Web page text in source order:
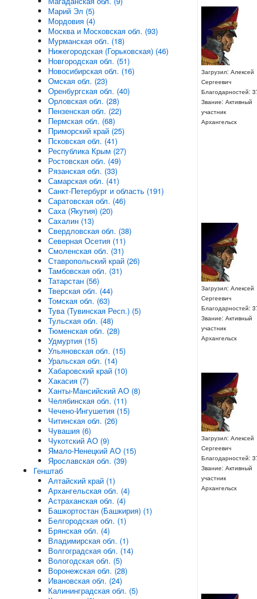
Загрузил: Алексей
Сергеевич
Благодарностей:
Звание: Активный
участник
Архангельск
Загрузил: Алексей
Сергеевич
Благодарностей:
Звание: Активный
участник
Архангельск
Загрузил: Алексей
Сергеевич
Благодарностей:
Звание: Активный
участник
Архангельск
Марий Эл (5)
Мордовия (4)
Москва и Московская обл. (93)
Мурманская обл. (18)
Нижегородская (Горьковская) (46)
Новгородская обл. (51)
Новосибирская обл. (16)
Омская обл. (23)
Оренбургская обл. (40)
Орловская обл. (28)
Пензенская обл. (22)
Пермская обл. (68)
Приморский край (25)
Псковская обл. (41)
Республика Крым (27)
Ростовская обл. (49)
Рязанская обл. (33)
Самарская обл. (41)
Санкт-Петербург и область (191)
Саратовская обл. (46)
Саха (Якутия) (20)
Сахалин (13)
Свердловская обл. (38)
Северная Осетия (11)
Смоленская обл. (31)
Ставропольский край (26)
Тамбовская обл. (31)
Татарстан (56)
Тверская обл. (44)
Томская обл. (63)
Тува (Тувинская Респ.) (5)
Тульская обл. (48)
Тюменская обл. (28)
Удмуртия (15)
Ульяновская обл. (15)
Уральская обл. (14)
Хабаровский край (10)
Хакасия (7)
Ханты-Мансийский АО (8)
Челябинская обл. (11)
Чечено-Ингушетия (15)
Читинская обл. (26)
Чувашия (6)
Чукотский АО (9)
Ямало-Ненецкий АО (15)
Ярославская обл. (39)
Генштаб
Алтайский край (1)
Архангельская обл. (4)
Астраханская обл. (4)
Башкортостан (Башкирия) (1)
Белгородская обл. (1)
Брянская обл. (4)
Владимирская обл. (1)
Волгоградская обл. (14)
Вологодская обл. (5)
Воронежская обл. (28)
Ивановская обл. (24)
Калининградская обл. (5)